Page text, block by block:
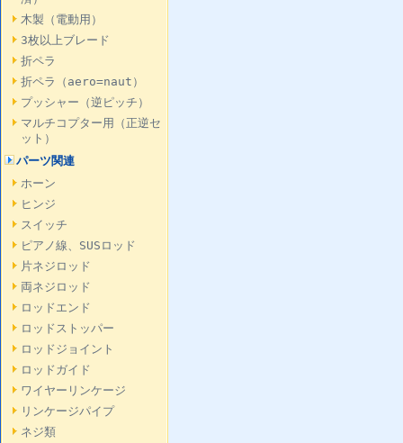
木製（電動用）
3枚以上ブレード
折ペラ
折ペラ（aero=naut）
プッシャー（逆ピッチ）
マルチコプター用（正逆セ
ット）
パーツ関連
ホーン
ヒンジ
スイッチ
ピアノ線、SUSロッド
片ネジロッド
両ネジロッド
ロッドエンド
ロッドストッパー
ロッドジョイント
ロッドガイド
ワイヤーリンケージ
リンケージパイプ
ネジ類